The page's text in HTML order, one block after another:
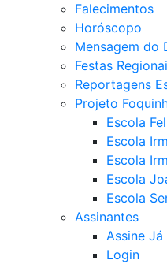
Falecimentos
Horóscopo
Mensagem do
Festas
Reportagens
Projeto
Escola
Escola
Escola
Escola
Escola
Assinantes
Assine Já
Login